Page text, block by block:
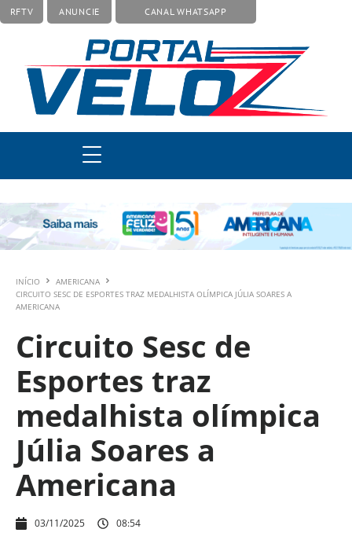
RFTV ANUNCIE CANAL WHATSAPP
INÍCIO
AMERICANA
CIRCUITO SESC DE ESPORTES TRAZ MEDALHISTA OLÍMPICA JÚLIA SOARES A
AMERICANA
Circuito Sesc de
Esportes traz
medalhista olímpica
Júlia Soares a
Americana
03/11/2025 08:54